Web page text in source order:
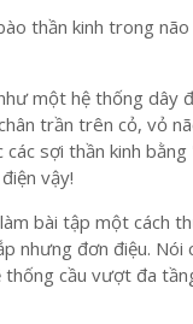
thần kinh trong
một hệ thống dây
trần trên cỏ, vỏ
sợi thần kinh
vậy!
bài tập một cách
nhưng đơn điệu. Nói
cầu vượt đa